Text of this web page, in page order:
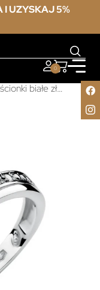
I UZYSKAJ 5%
0
Pierścionki białe złoto z cytrynem